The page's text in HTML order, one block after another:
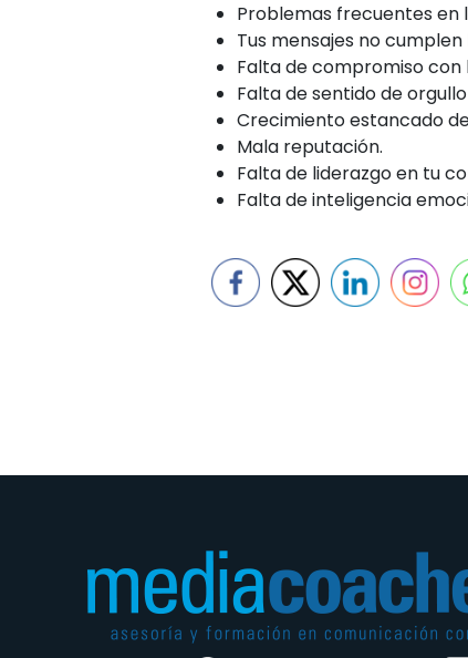
Problemas frecuentes en
Tus mensajes no
Falta de compromiso con
Falta de sentido de
Crecimiento estancado
Mala reputación.
Falta de liderazgo en tu
Falta de inteligencia